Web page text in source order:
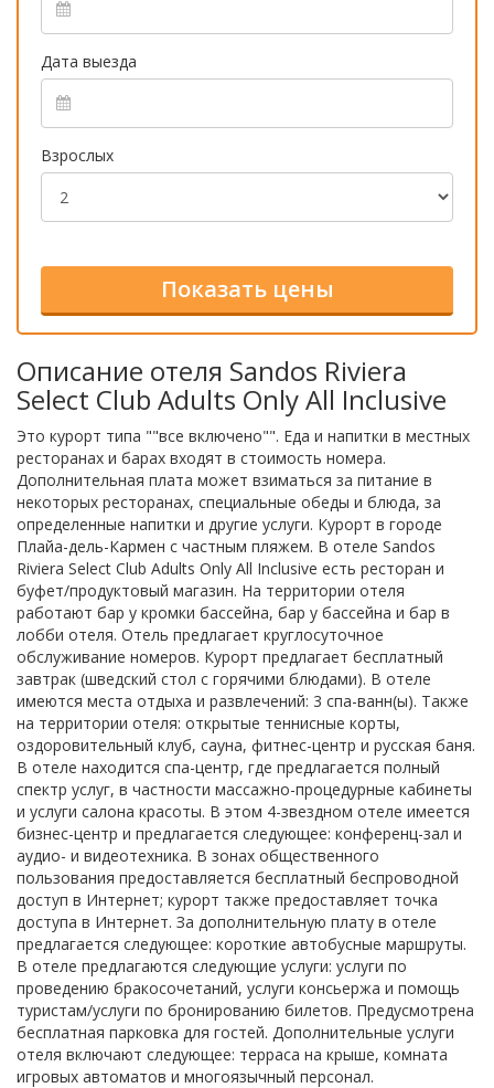
Дата выезда
Взрослых
Описание отеля Sandos Riviera
Select Club Adults Only All Inclusive
Это курорт типа ""все включено"". Еда и напитки в местных
ресторанах и барах входят в стоимость номера.
Дополнительная плата может взиматься за питание в
некоторых ресторанах, специальные обеды и блюда, за
определенные напитки и другие услуги. Курорт в городе
Плайа-дель-Кармен с частным пляжем. В отеле Sandos
Riviera Select Club Adults Only All Inclusive есть ресторан и
буфет/продуктовый магазин. На территории отеля
работают бар у кромки бассейна, бар у бассейна и бар в
лобби отеля. Отель предлагает круглосуточное
обслуживание номеров. Курорт предлагает бесплатный
завтрак (шведский стол с горячими блюдами). В отеле
имеются места отдыха и развлечений: 3 спа-ванн(ы). Также
на территории отеля: открытые теннисные корты,
оздоровительный клуб, сауна, фитнес-центр и русская баня.
В отеле находится спа-центр, где предлагается полный
спектр услуг, в частности массажно-процедурные кабинеты
и услуги салона красоты. В этом 4-звездном отеле имеется
бизнес-центр и предлагается следующее: конференц-зал и
аудио- и видеотехника. В зонах общественного
пользования предоставляется бесплатный беспроводной
доступ в Интернет; курорт также предоставляет точка
доступа в Интернет. За дополнительную плату в отеле
предлагается следующее: короткие автобусные маршруты.
В отеле предлагаются следующие услуги: услуги по
проведению бракосочетаний, услуги консьержа и помощь
туристам/услуги по бронированию билетов. Предусмотрена
бесплатная парковка для гостей. Дополнительные услуги
отеля включают следующее: терраса на крыше, комната
игровых автоматов и многоязычный персонал.